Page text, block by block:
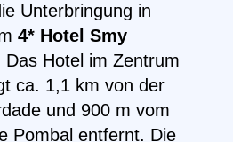
Unterbringung in
4* Hotel Smy
Hotel im Zentrum
ca. 1,1 km von der
und 900 m vom
Pombal entfernt. Die